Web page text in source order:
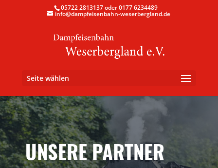
05722 2813137 oder 0177 6234489
info@dampfeisenbahn-weserbergland.de
Seite wählen
UNSERE PARTNER